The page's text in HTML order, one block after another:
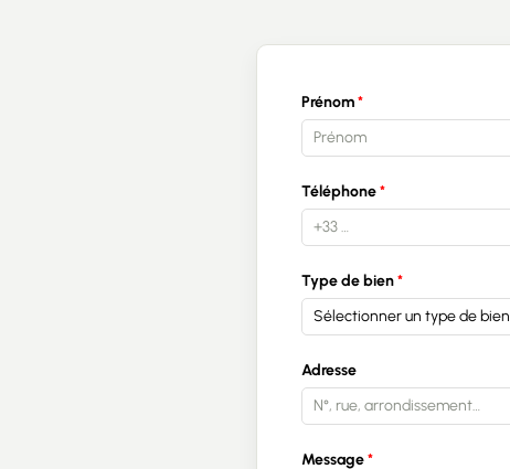
Prénom
Téléphone
Type de bien
Sélectionner un type de bien
Adresse
Message